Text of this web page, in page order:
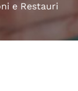
e Restauri